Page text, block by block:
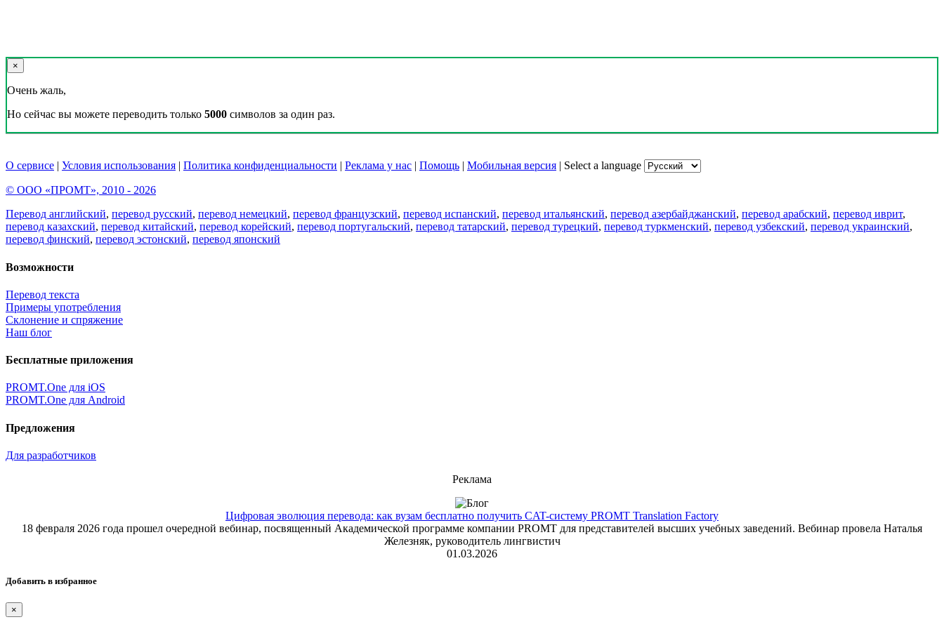
×
Очень жаль,
Но сейчас вы можете переводить только 5000 символов за один раз.
О сервисе | Условия использования | Политика конфиденциальности | Реклама у нас | Помощь | Мобильная версия | Select a language
© ООО «ПРОМТ», 2010 - 2026
Перевод английский, перевод русский, перевод немецкий, перевод французский, перевод испанский, перевод итальянский, перевод азербайджанский, перевод арабский, перевод иврит,
перевод казахский, перевод китайский, перевод корейский, перевод португальский, перевод татарский, перевод турецкий, перевод туркменский, перевод узбекский, перевод украинский,
перевод финский, перевод эстонский, перевод японский
Возможности
Перевод текста
Примеры употребления
Склонение и спряжение
Наш блог
Бесплатные приложения
PROMT.One для iOS
PROMT.One для Android
Предложения
Для разработчиков
Реклама
Цифровая эволюция перевода: как вузам бесплатно получить CAT-систему PROMT Translation Factory
18 февраля 2026 года прошел очередной вебинар, посвященный Академической программе компании PROMT для представителей высших учебных заведений. Вебинар провела Наталья
Железняк, руководитель лингвистич
01.03.2026
Добавить в избранное
×